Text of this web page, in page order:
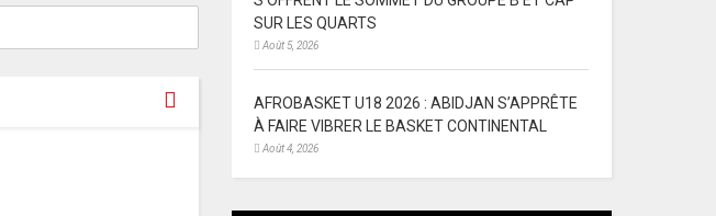
SUR LES QUARTS
Août 5, 2026
AFROBASKET U18 2026 : ABIDJAN S’APPRÊTE
À FAIRE VIBRER LE BASKET CONTINENTAL
Août 4, 2026